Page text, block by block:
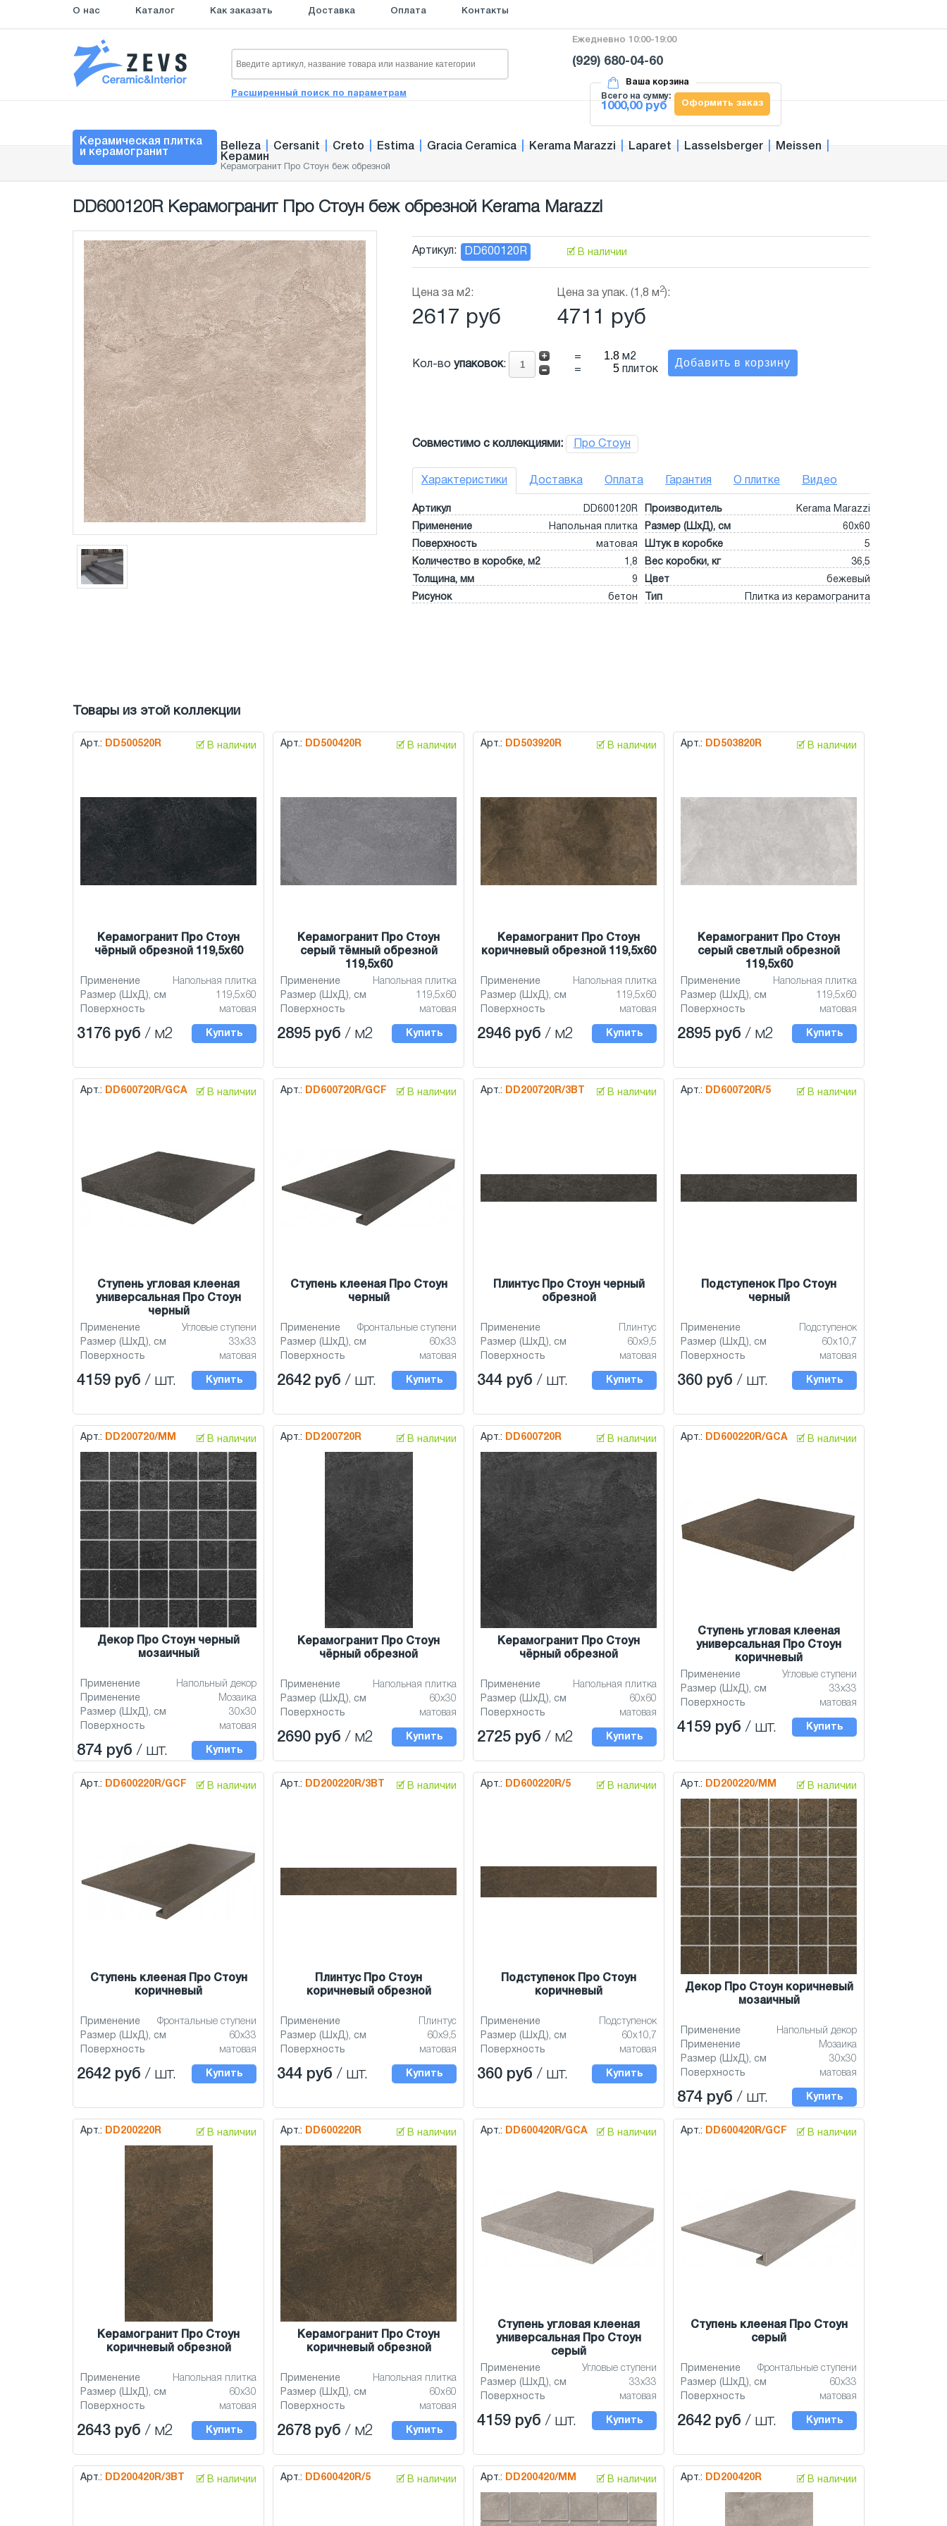
О нас Каталог Как заказать Доставка Оплата Контакты
Расширенный поиск по параметрам
Ежедневно 10:00-19:00
(929) 680-04-60
Ваша корзина
Оформить заказ
Всего на сумму:
1000,00 руб
Керамическая плитка
и керамогранит
Belleza Cersanit Creto Estima Gracia Ceramica Kerama Marazzi Laparet Lasselsberger Meissen
Керамин
Керамогранит Про Стоун беж обрезной
DD600120R Керамогранит Про Стоун беж обрезной Kerama Marazzi
Артикул: DD600120R 🗹 В наличии
Цена за м2:
2617 руб
Цена за упак. (1,8 м 2):
4711 руб
Кол-во упаковок:
=
м2
=
плиток
Совместимо с коллекциями: Про Стоун
Характеристики Доставка Оплата Гарантия О плитке Видео
Артикул DD600120R Производитель
Kerama Marazzi
Применение
Напольная плитка Размер (ШхД), см
60x60
Поверхность
матовая Штук в коробке
5
Количество в коробке, м2
1,8 Вес коробки, кг
36,5
Толщина, мм
9 Цвет
бежевый
Рисунок
бетон Тип Плитка из керамогранита
Товары из этой коллекции
Арт.: DD500520R 🗹 В наличии
Керамогранит Про Стоун
чёрный обрезной 119,5x60
Применение
Напольная плитка
Размер (ШхД), см
119,5x60
Поверхность
матовая
3176 руб / м2 Купить
Арт.: DD500420R 🗹 В наличии
Керамогранит Про Стоун
серый тёмный обрезной
119,5x60
Применение
Напольная плитка
Размер (ШхД), см
119,5x60
Поверхность
матовая
2895 руб / м2 Купить
Арт.: DD503920R 🗹 В наличии
Керамогранит Про Стоун
коричневый обрезной 119,5x60
Применение
Напольная плитка
Размер (ШхД), см
119,5x60
Поверхность
матовая
2946 руб / м2 Купить
Арт.: DD503820R 🗹 В наличии
Керамогранит Про Стоун
серый светлый обрезной
119,5x60
Применение
Напольная плитка
Размер (ШхД), см
119,5x60
Поверхность
матовая
2895 руб / м2 Купить
Арт.: DD600720R/GCA 🗹 В наличии
Ступень угловая клееная
универсальная Про Стоун
черный
Применение
Угловые ступени
Размер (ШхД), см
33x33
Поверхность
матовая
4159 руб / шт. Купить
Арт.: DD600720R/GCF 🗹 В наличии
Ступень клееная Про Стоун
черный
Применение
Фронтальные ступени
Размер (ШхД), см
60x33
Поверхность
матовая
2642 руб / шт. Купить
Арт.: DD200720R/3BT 🗹 В наличии
Плинтус Про Стоун черный
обрезной
Применение
Плинтус
Размер (ШхД), см
60x9,5
Поверхность
матовая
344 руб / шт. Купить
Арт.: DD600720R/5 🗹 В наличии
Подступенок Про Стоун
черный
Применение
Подступенок
Размер (ШхД), см
60x10,7
Поверхность
матовая
360 руб / шт. Купить
Арт.: DD200720/MM 🗹 В наличии
Декор Про Стоун черный
мозаичный
Применение
Напольный декор
Применение
Мозаика
Размер (ШхД), см
30x30
Поверхность
матовая
874 руб / шт. Купить
Арт.: DD200720R 🗹 В наличии
Керамогранит Про Стоун
чёрный обрезной
Применение
Напольная плитка
Размер (ШхД), см
60x30
Поверхность
матовая
2690 руб / м2 Купить
Арт.: DD600720R 🗹 В наличии
Керамогранит Про Стоун
чёрный обрезной
Применение
Напольная плитка
Размер (ШхД), см
60x60
Поверхность
матовая
2725 руб / м2 Купить
Арт.: DD600220R/GCA 🗹 В наличии
Ступень угловая клееная
универсальная Про Стоун
коричневый
Применение
Угловые ступени
Размер (ШхД), см
33x33
Поверхность
матовая
4159 руб / шт. Купить
Арт.: DD600220R/GCF 🗹 В наличии
Ступень клееная Про Стоун
коричневый
Применение
Фронтальные ступени
Размер (ШхД), см
60x33
Поверхность
матовая
2642 руб / шт. Купить
Арт.: DD200220R/3BT 🗹 В наличии
Плинтус Про Стоун
коричневый обрезной
Применение
Плинтус
Размер (ШхД), см
60x9,5
Поверхность
матовая
344 руб / шт. Купить
Арт.: DD600220R/5 🗹 В наличии
Подступенок Про Стоун
коричневый
Применение
Подступенок
Размер (ШхД), см
60x10,7
Поверхность
матовая
360 руб / шт. Купить
Арт.: DD200220/MM 🗹 В наличии
Декор Про Стоун коричневый
мозаичный
Применение
Напольный декор
Применение
Мозаика
Размер (ШхД), см
30x30
Поверхность
матовая
874 руб / шт. Купить
Арт.: DD200220R 🗹 В наличии
Керамогранит Про Стоун
коричневый обрезной
Применение
Напольная плитка
Размер (ШхД), см
60x30
Поверхность
матовая
2643 руб / м2 Купить
Арт.: DD600220R 🗹 В наличии
Керамогранит Про Стоун
коричневый обрезной
Применение
Напольная плитка
Размер (ШхД), см
60x60
Поверхность
матовая
2678 руб / м2 Купить
Арт.: DD600420R/GCA 🗹 В наличии
Ступень угловая клееная
универсальная Про Стоун
серый
Применение
Угловые ступени
Размер (ШхД), см
33x33
Поверхность
матовая
4159 руб / шт. Купить
Арт.: DD600420R/GCF 🗹 В наличии
Ступень клееная Про Стоун
серый
Применение
Фронтальные ступени
Размер (ШхД), см
60x33
Поверхность
матовая
2642 руб / шт. Купить
Арт.: DD200420R/3BT 🗹 В наличии Арт.: DD600420R/5 🗹 В наличии Арт.: DD200420/MM 🗹 В наличии Арт.: DD200420R 🗹 В наличии